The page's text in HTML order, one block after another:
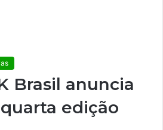
Brasil anuncia
edição